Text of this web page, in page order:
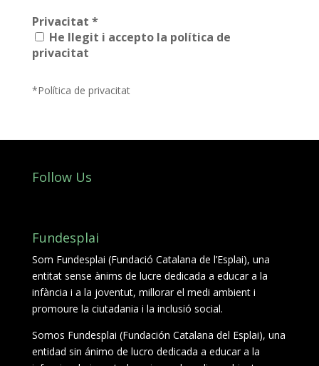
Privacitat *
He llegit i accepto la política de
privacitat
*Política de privacitat
Follow Us
Fundesplai
Som Fundesplai (Fundació Catalana de l’Esplai), una
entitat sense ànims de lucre dedicada a educar a la
infància i a la joventut, millorar el medi ambient i
promoure la ciutadania i la inclusió social.
Somos Fundesplai (Fundación Catalana del Esplai), una
entidad sin ánimo de lucro dedicada a educar a la
CONEIX FUNDESPLAI
La Fundació
Proposta educativa
Butlletins
Diari de la Fundació
Fundesplai als mitjans
Xarxes socials